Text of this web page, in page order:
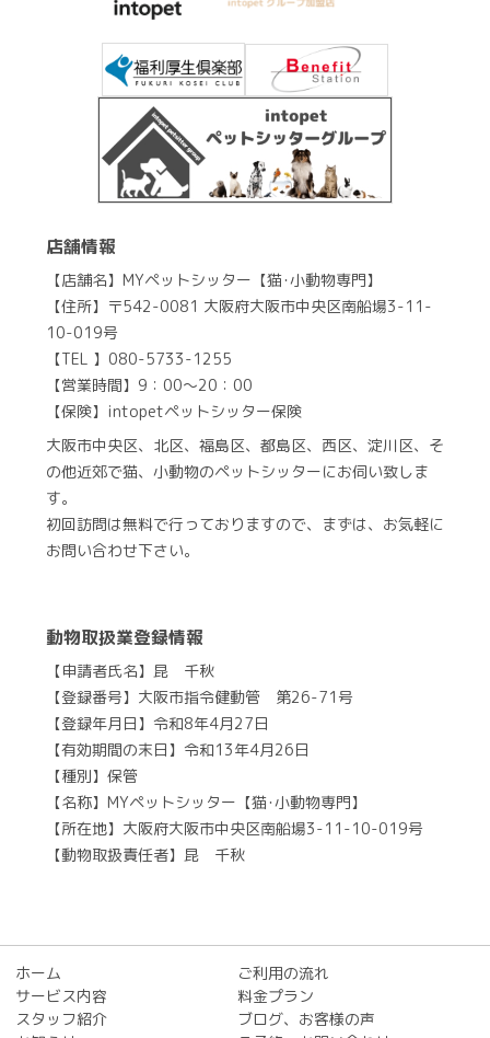
店舗情報
【店舗名】MYペットシッター【猫･小動物専門】
【住所】〒542-0081 大阪府大阪市中央区南船場3-11-
10-019号
【TEL 】080-5733-1255
【営業時間】9：00～20：00
【保険】intopetペットシッター保険
大阪市中央区、北区、福島区、都島区、西区、淀川区、そ
の他近郊で猫、小動物のペットシッターにお伺い致しま
す。
初回訪問は無料で行っておりますので、まずは、お気軽に
お問い合わせ下さい。
動物取扱業登録情報
【申請者氏名】昆 千秋
【登録番号】大阪市指令健動管 第26-71号
【登録年月日】令和8年4月27日
【有効期間の末日】令和13年4月26日
【種別】保管
【名称】MYペットシッター【猫･小動物専門】
【所在地】大阪府大阪市中央区南船場3-11-10-019号
【動物取扱責任者】昆 千秋
ホーム
ご利用の流れ
サービス内容
料金プラン
スタッフ紹介
ブログ、お客様の声